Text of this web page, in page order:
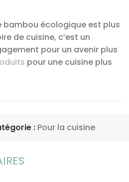
bambou écologique est plus
de cuisine, c’est un
pour un avenir plus
pour une cuisine plus
: Pour la cuisine